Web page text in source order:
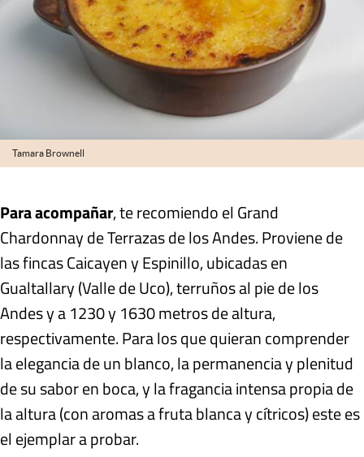
Tamara Brownell
Para acompañar, te recomiendo el Grand
Chardonnay de Terrazas de los Andes. Proviene de
las fincas Caicayen y Espinillo, ubicadas en
Gualtallary (Valle de Uco), terruños al pie de los
Andes y a 1230 y 1630 metros de altura,
respectivamente. Para los que quieran comprender
la elegancia de un blanco, la permanencia y plenitud
de su sabor en boca, y la fragancia intensa propia de
la altura (con aromas a fruta blanca y cítricos) este es
el ejemplar a probar.